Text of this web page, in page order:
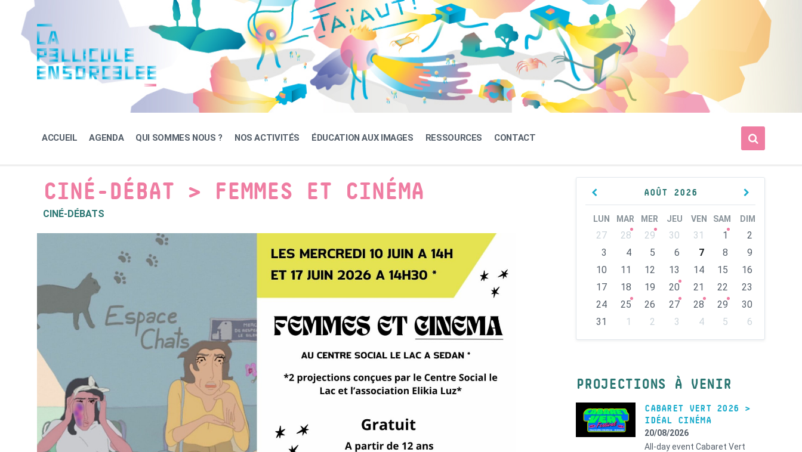
content
navigation
footer
ACCUEIL AGENDA QUI SOMMES NOUS ? NOS ACTIVITÉS ÉDUCATION AUX IMAGES RESSOURCES CONTACT
CINÉ-DÉBAT > FEMMES ET CINÉMA
CINÉ-DÉBATS
AOÛT 2026
Previous
Next
LUN MAR MER JEU VEN SAM DIM
Skip
calendar
days
27 28 29 30 31 1
2
3
4 5 6 7 8
9
10
11 12 13 14 15
16
17
18 19 20 21 22
23
24
25 26 27 28 29
30
31
1 2 3 4 5
6
PROJECTIONS À VENIR
CABARET VERT 2026 >
IDÉAL CINÉMA
20/08/2026
All-day eventCabaret Vert